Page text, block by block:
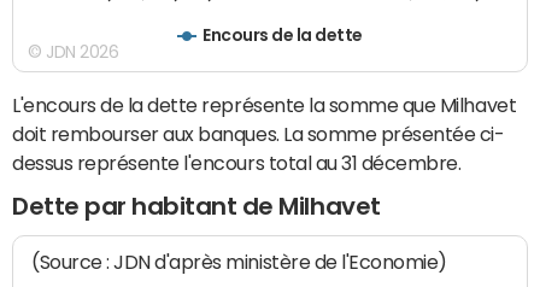
Encours de la dette
© JDN 2026
L'encours de la dette représente la somme que Milhavet
doit rembourser aux banques. La somme présentée ci-
dessus représente l'encours total au 31 décembre.
Dette par habitant de Milhavet
(Source : JDN d'après ministère de l'Economie)